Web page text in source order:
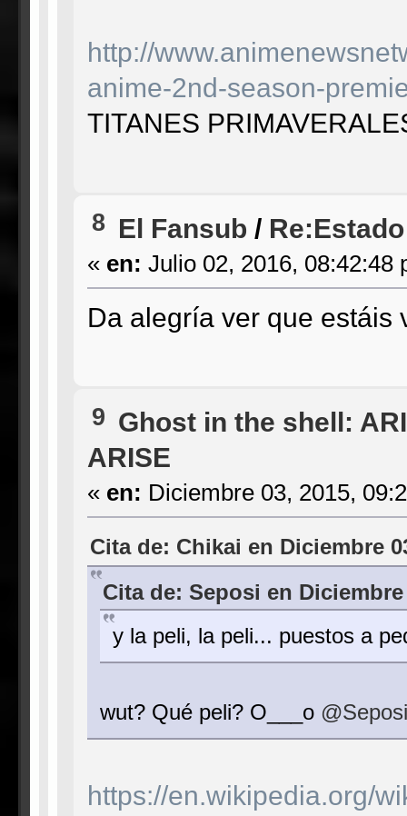
http://
anime-2nd-season-
TITANES
8 El Fansub /
« en: Julio 02, 2016, 08:42:48
Da alegría ver que estáis
9 Ghost in the shell:
ARISE
« en: Diciembre 03, 2015,
Cita de: Chikai en Diciembre
Cita de: Seposi en Diciembre
y la peli, la peli... puestos a
wut? Qué peli? O___o @Seposi
https://en.wikipedia.org/